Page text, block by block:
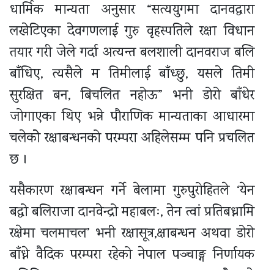
धार्मिक मान्यता अनुसार “सत्ययुगमा दानवद्वारा
लखेटिएका देवगणलाई गुरु वृहस्पतिले रक्षा विधान
तयार गरी जेले गर्दा अत्यन्त बलशाली दानवराज बलि
बाँधिए, त्यसैले म तिमीलाई बाँध्छु, यसले तिमी
सुरक्षित बन, बिचलित नहोऊ” भनी डोरो बाँधेर
जोगाएका थिए भन्ने पौराणिक मान्यताका आधारमा
चलेकोे रक्षाबन्धनको परम्परा अहिलेसम्म पनि प्रचलित
छ ।
यसैकारण रक्षाबन्धन गर्ने बेलामा गुरुपुरोहितले ‘येन
बद्धो बलिराजा दानवेन्द्रो महाबलः, तेन त्वां प्रतिबध्नामि
रक्षेमा चलमाचल’ भनी रक्षासूत्र,क्षाबन्धन अथवा डोरो
बाँध्ने वैदिक परम्परा रहेको नेपाल पञ्चाङ्ग निर्णायक